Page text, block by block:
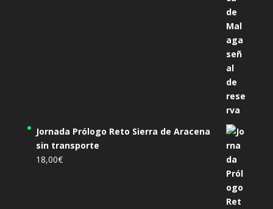
Jornada Prólogo Reto Sierra de Aracena
sin transporte
18,00€